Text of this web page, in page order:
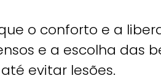
o conforto e a
e a escolha das
evitar lesões.